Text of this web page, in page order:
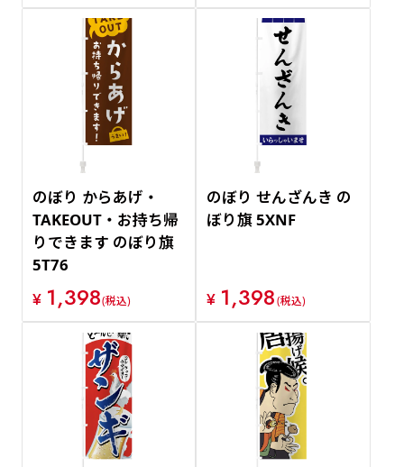
のぼり からあげ・
TAKEOUT・お持ち帰
りできます のぼり旗
5T76
¥ 1,398(税込)
のぼり せんざんき の
ぼり旗 5XNF
¥ 1,398(税込)